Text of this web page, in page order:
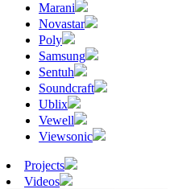
Marani
Novastar
Poly
Samsung
Sentuh
Soundcraft
Ublix
Vewell
Viewsonic
Projects
Videos